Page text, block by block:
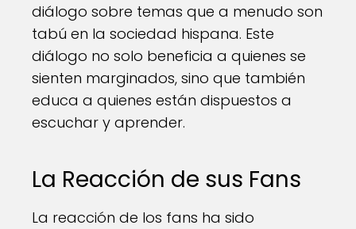
diálogo sobre temas que a menudo son
tabú en la sociedad hispana. Este
diálogo no solo beneficia a quienes se
sienten marginados, sino que también
educa a quienes están dispuestos a
escuchar y aprender.
La Reacción de sus Fans
La reacción de los fans ha sido